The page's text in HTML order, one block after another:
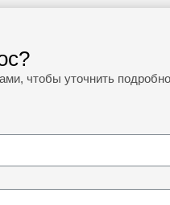
чтобы уточнить